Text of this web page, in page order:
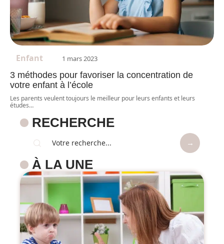
Enfant 1 mars 2023
3 méthodes pour favoriser la concentration de
votre enfant à l’école
Les parents veulent toujours le meilleur pour leurs enfants et leurs
études…
RECHERCHE
À LA UNE